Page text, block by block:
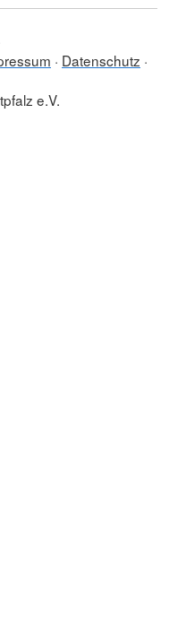
Datenschutz
e.V.